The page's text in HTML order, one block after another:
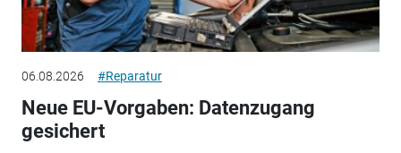
06.08.2026 #Reparatur
Neue EU-Vorgaben: Datenzugang
gesichert